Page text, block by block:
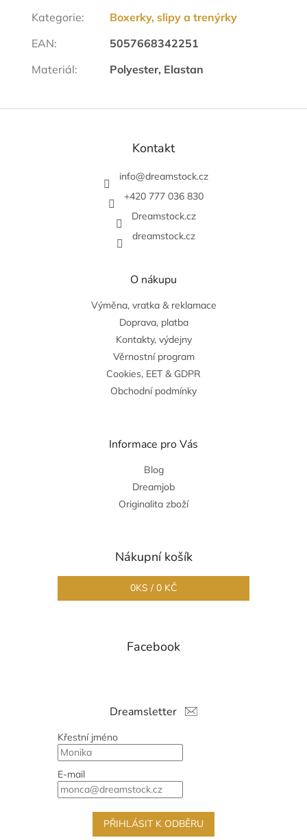
Kategorie:
Boxerky, slipy a trenýrky
EAN:
5057668342251
Materiál: Polyester, Elastan
Z
Kontakt
info@dreamstock.cz
+420 777 036 830
Dreamstock.cz
dreamstock.cz
O nákupu
Výměna, vratka & reklamace
Doprava, platba
Kontakty, výdejny
Věrnostní program
Cookies, EET & GDPR
Obchodní podmínky
Informace pro Vás
Blog
Dreamjob
Originalita zboží
Nákupní košík
0KS / 0 KČ
Facebook
Dreamsletter
Křestní jméno
E-mail
PŘIHLÁSIT K ODBĚRU